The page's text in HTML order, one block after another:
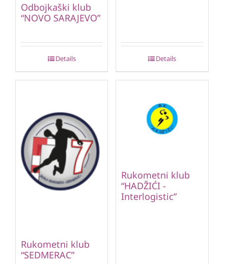
Odbojkaški klub
“NOVO SARAJEVO”
Details Details
Rukometni klub
“SEDMERAC”
Rukometni klub
“HADŽIĆI -
Interlogistic”